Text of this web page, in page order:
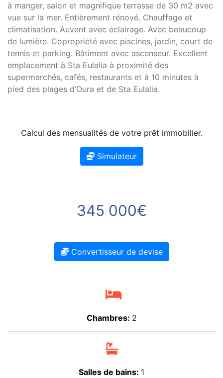
à manger, salon et magnifique terrasse de 30 m2 avec
vue sur la mer. Entièrement rénové. Chauffage et
climatisation. Auvent avec éclairage. Avec beaucoup
de lumière. Copropriété avec piscines, jardin, court de
tennis et parking. Bâtiment avec ascenseur. Excellent
emplacement à Sta Eulalia à proximité des
supermarchés, cafés, restaurants et à 10 minutes à
pied des plages d’Oura et de Sta Eulalia.
Calcul des mensualités de votre prêt immobilier.
Simulateur
345 000€
Convertisseur de devise
Chambres: 2
Salles de bains: 1